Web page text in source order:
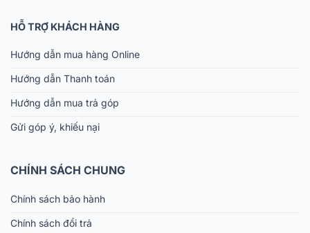
HỖ TRỢ KHÁCH HÀNG
Hướng dẫn mua hàng Online
Hướng dẫn Thanh toán
Hướng dẫn mua trả góp
Gửi góp ý, khiếu nại
CHÍNH SÁCH CHUNG
Chính sách bảo hành
Chính sách đổi trả